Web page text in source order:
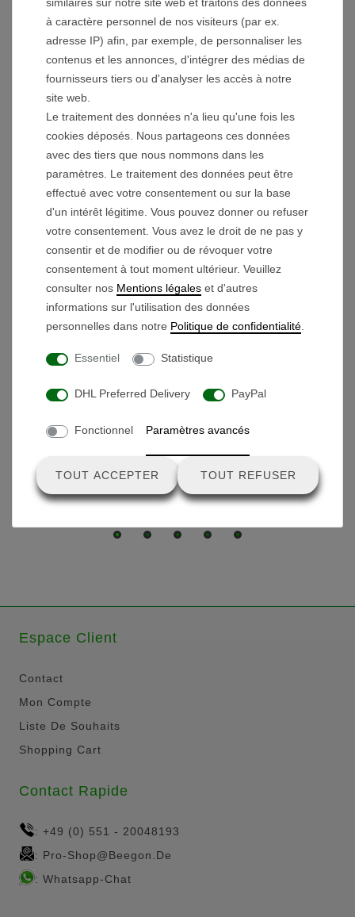
Avec le double blocage, les roues ont une meilleure
adhérence sur l'axe.
Détails techniques:
Version:
Couleur de la jante : argent
Diamètre extérieur avec pneu : 32,8 cm
Diamètre extérieur de la jante : 31,5 cm
Diamètre de l'axe : 12 mm
Contenu de la livraison :
Un jeu de roues motrices
24,90 € *
Espace Client
Contact
Mon Compte
Liste De Souhaits
Shopping Cart
Contact Rapide
: +49 (0) 551 - 20048193
: Pro-Shop@beegon.de
: Whatsapp-Chat
à caractère personnel de nos visiteurs (par ex.
adresse IP) afin, par exemple, de personnaliser les
contenus et les annonces, d'intégrer des médias de
fournisseurs tiers ou d'analyser les accès à notre
site web.
Le traitement des données n'a lieu qu'une fois les
cookies déposés. Nous partageons ces données
avec des tiers que nous nommons dans les
paramètres. Le traitement des données peut être
effectué avec votre consentement ou sur la base
d'un intérêt légitime. Vous pouvez donner ou refuser
votre consentement. Vous avez le droit de ne pas y
consentir et de modifier ou de révoquer votre
consentement à tout moment ultérieur. Veuillez
consulter nos Mentions légales et d'autres
informations sur l'utilisation des données
personnelles dans notre Politique de confidentialité
Essentiel Statistique
DHL Preferred Delivery PayPal
Fonctionnel Paramètres avancés
TOUT ACCEPTER TOUT REFUSER